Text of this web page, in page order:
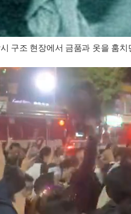
구조 현장에서 금품과 옷을 훔